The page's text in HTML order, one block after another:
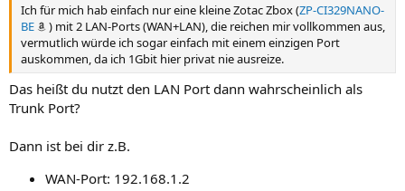
Ich für mich hab einfach nur eine kleine Zotac Zbox (ZP-CI329NANO-
BE
) mit 2 LAN-Ports (WAN+LAN), die reichen mir vollkommen aus,
vermutlich würde ich sogar einfach mit einem einzigen Port
auskommen, da ich 1Gbit hier privat nie ausreize.
Das heißt du nutzt den LAN Port dann wahrscheinlich als
Trunk Port?
Dann ist bei dir z.B.
WAN-Port: 192.168.1.2